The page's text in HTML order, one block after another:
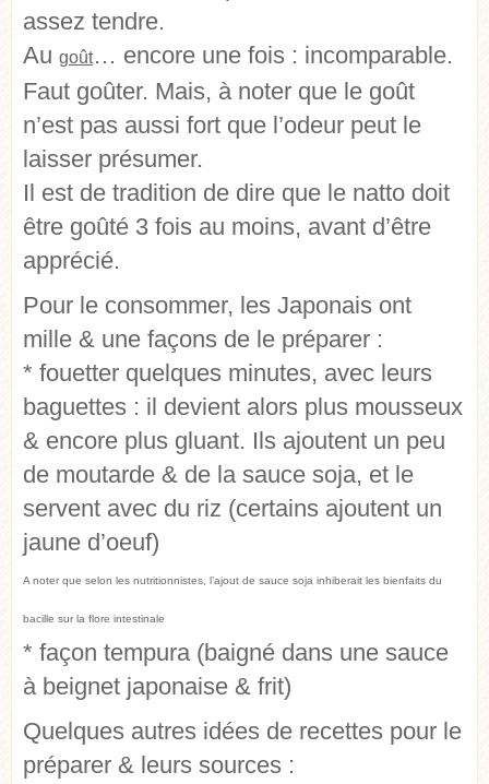
assez tendre.
Au goût… encore une fois : incomparable.
Faut goûter. Mais, à noter que le goût
n’est pas aussi fort que l’odeur peut le
laisser présumer.
Il est de tradition de dire que le natto doit
être goûté 3 fois au moins, avant d’être
apprécié.
Pour le consommer, les Japonais ont
mille & une façons de le préparer :
* fouetter quelques minutes, avec leurs
baguettes : il devient alors plus mousseux
& encore plus gluant. Ils ajoutent un peu
de moutarde & de la sauce soja, et le
servent avec du riz (certains ajoutent un
jaune d’oeuf)
A noter que selon les nutritionnistes, l’ajout de sauce soja inhiberait les bienfaits du
bacille sur la flore intestinale
* façon tempura (baigné dans une sauce
à beignet japonaise & frit)
Quelques autres idées de recettes pour le
préparer & leurs sources :